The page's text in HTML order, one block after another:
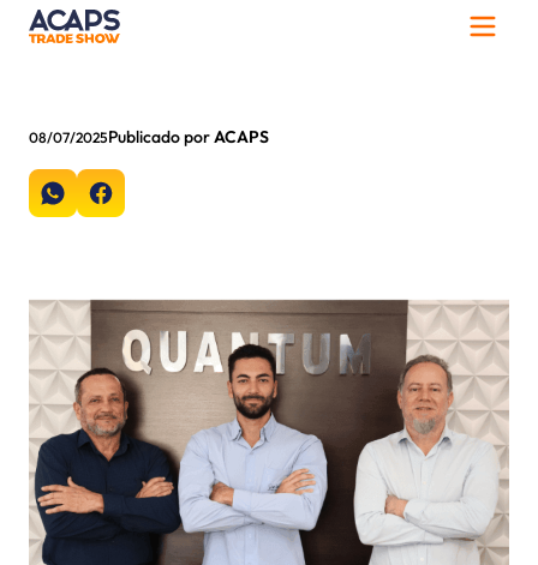
08/07/2025Publicado porACAPS